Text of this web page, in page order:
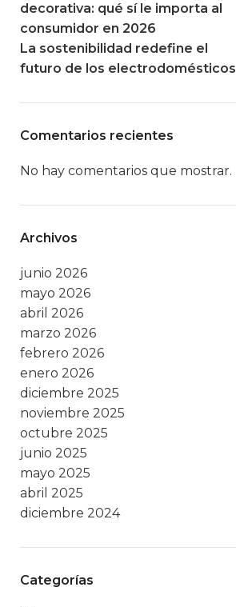
decorativa: qué sí le importa al
consumidor en 2026
La sostenibilidad redefine el
futuro de los electrodomésticos
Comentarios recientes
No hay comentarios que mostrar.
Archivos
junio 2026
mayo 2026
abril 2026
marzo 2026
febrero 2026
enero 2026
diciembre 2025
noviembre 2025
octubre 2025
junio 2025
mayo 2025
abril 2025
diciembre 2024
Categorías